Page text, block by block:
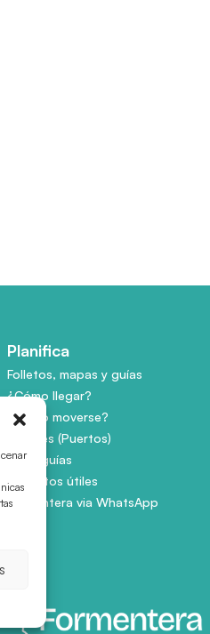
Planifica
Folletos, mapas y guías
¿Cómo llegar?
¿Cómo moverse?
Amarres (Puertos)
Audioguías
Aspectos útiles
Formentera via WhatsApp